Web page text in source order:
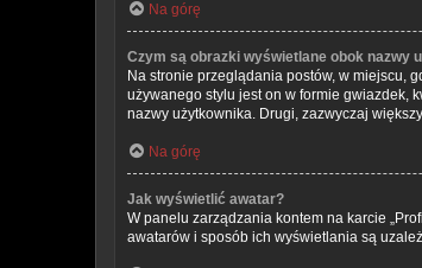
Na górę
Czym są obrazki wyświetlane obok nazwy
Na stronie przeglądania postów, w miejscu,
używanego stylu jest on w formie gwiazdek,
nazwy użytkownika. Drugi, zazwyczaj
Na górę
Jak wyświetlić awatar?
W panelu zarządzania kontem na karcie
awatarów i sposób ich wyświetlania są